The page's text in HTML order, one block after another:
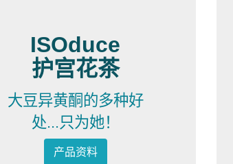
ISOduce
护宫花茶
大豆异黄酮的多种好
处...只为她！
产品资料